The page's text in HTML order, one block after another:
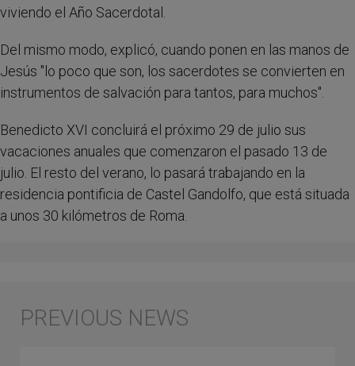
viviendo el Año Sacerdotal.
Del mismo modo, explicó, cuando ponen en las manos de
Jesús "lo poco que son, los sacerdotes se convierten en
instrumentos de salvación para tantos, para muchos".
Benedicto XVI concluirá el próximo 29 de julio sus
vacaciones anuales que comenzaron el pasado 13 de
julio. El resto del verano, lo pasará trabajando en la
residencia pontificia de Castel Gandolfo, que está situada
a unos 30 kilómetros de Roma.